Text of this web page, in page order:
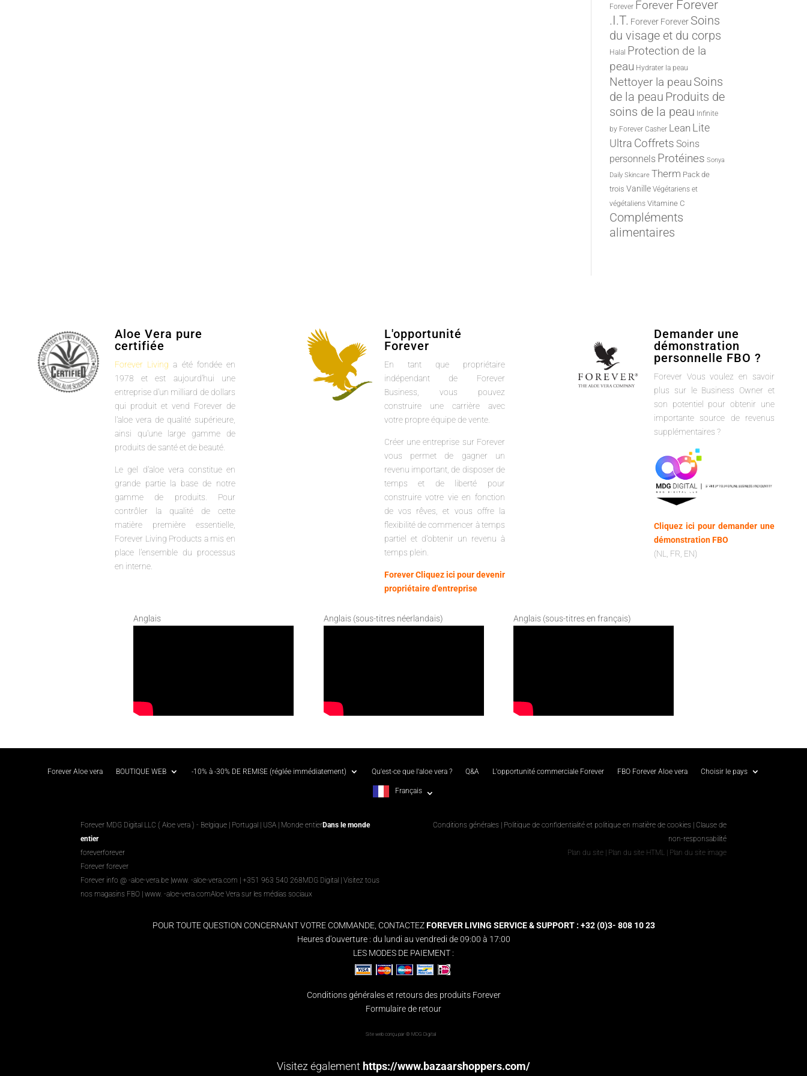
Forever Forever Forever
.I.T. Forever Forever Soins
du visage et du corps
Halal Protection de la
peau Hydrater la peau
Nettoyer la peau Soins
de la peau Produits de
soins de la peau Infinite
by Forever Casher Lean Lite
Ultra Coffrets Soins
personnels Protéines Sonya
Daily Skincare Therm Pack de
trois Vanille Végétariens et
végétaliens Vitamine C
Compléments
alimentaires
Aloe Vera pure
certifiée
Forever Living a été fondée en
1978 et est aujourd'hui une
entreprise d'un milliard de dollars
qui produit et vend Forever de
l'aloe vera de qualité supérieure,
ainsi qu'une large gamme de
produits de santé et de beauté.
Le gel d'aloe vera constitue en
grande partie la base de notre
gamme de produits. Pour
contrôler la qualité de cette
matière première essentielle,
Forever Living Products a mis en
place l'ensemble du processus
en interne.
L'opportunité
Forever
En tant que propriétaire
indépendant de Forever
Business, vous pouvez
construire une carrière avec
votre propre équipe de vente.
Créer une entreprise sur Forever
vous permet de gagner un
revenu important, de disposer de
temps et de liberté pour
construire votre vie en fonction
de vos rêves, et vous offre la
flexibilité de commencer à temps
partiel et d'obtenir un revenu à
temps plein.
Forever Cliquez ici pour devenir
propriétaire d'entreprise
Demander une
démonstration
personnelle FBO ?
Forever Vous voulez en savoir
plus sur le Business Owner et
son potentiel pour obtenir une
importante source de revenus
supplémentaires ?
Cliquez ici pour demander une
démonstration FBO
(NL, FR, EN)
Anglais Anglais (sous-titres néerlandais) Anglais (sous-titres en français)
Forever Aloe vera BOUTIQUE WEB -10% à -30% DE REMISE (réglée immédiatement) Qu'est-ce que l'aloe vera ? Q&A L'opportunité commerciale Forever FBO Forever Aloe vera Choisir le pays
Français
Forever MDG Digital LLC ( Aloe vera ) - Belgique | Portugal | USA | Monde entierDans le monde
entier
foreverforever
Forever forever
Forever info @ -aloe-vera.be |www. -aloe-vera.com | +351 963 540 268MDG Digital |Visitez tous
nos magasins FBO |www. -aloe-vera.comAloe Vera sur les médias sociaux
Conditions générales| Politique de confidentialité et politique en matière de cookies Clause de
non-responsabilité
Plan du site| Plan du site HTML| Plan du site image
POUR TOUTE QUESTION CONCERNANT VOTRE COMMANDE, CONTACTEZFOREVER LIVING SERVICE & SUPPORT : +32 (0)3- 808 10 23
Heures d'ouverture : du lundi au vendredi de 09:00 à 17:00
LES MODES DE PAIEMENT :
Conditions générales et retours des produits Forever
Formulaire de retour
Site web conçu par © MDG Digital
Visitez également https://www.bazaarshoppers.com/